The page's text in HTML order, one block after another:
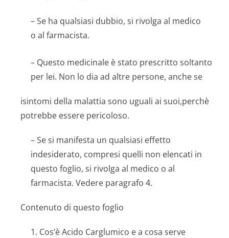
– Se ha qualsiasi dubbio, si rivolga al medico
o al farmacista.
– Questo medicinale è stato prescritto soltanto
per lei. Non lo dia ad altre persone, anche se
isintomi della malattia sono uguali ai suoi,perchè
potrebbe essere pericoloso.
– Se si manifesta un qualsiasi effetto
indesiderato, compresi quelli non elencati in
questo foglio, si rivolga al medico o al
farmacista. Vedere paragrafo 4.
Contenuto di questo foglio
1. Cos’è Acido Carglumico e a cosa serve